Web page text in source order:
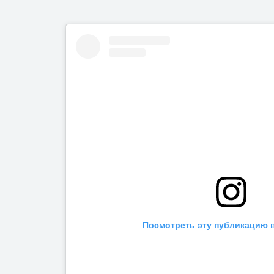
Посмотреть эту публикацию